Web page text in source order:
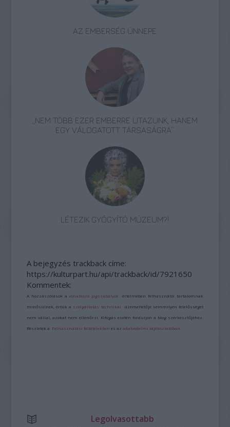
AZ EMBERSÉG ÜNNEPE
„NEM TÖBB EZER EMBERRE UTAZUNK, HANEM
EGY VÁLOGATOTT TÁRSASÁGRA”
LÉTEZIK GYÓGYÍTÓ MÚZEUM?!
A bejegyzés trackback címe:
https://kulturpart.hu/api/trackback/id/7921650
Kommentek:
A hozzászólások avonatkozó jogszabályok értelmében felhasználói tartalomnak
minősülnek, értük a szolgáltatás technikai üzemeltetője semmilyen felelősséget
nem vállal, azokat nem ellenőrzi. Kifogás esetén forduljon a blog szerkesztőjéhez.
Részletek a Felhasználási feltételekben és azadatvédelmi tájékoztatóban
Legolvasottabb